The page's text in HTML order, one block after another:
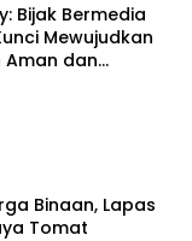
Bijak Bermedia
Mewujudkan
Aman dan
Binaan, Lapas
Tomat